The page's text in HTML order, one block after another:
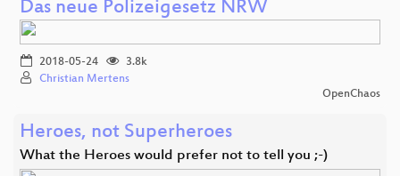
Das neue Polizeigesetz NRW
2018-05-24
3.8k
Christian Mertens
OpenChaos
Heroes, not Superheroes
What the Heroes would prefer not to tell you ;-)